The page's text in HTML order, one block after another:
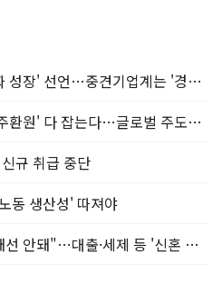
정부, 하반기 '노동과 진짜 성장' 선언…중견기업계는 '경영 불확실성' 우려
SK하이닉스, 'AI 투자·주주환원' 다 잡는다…글로벌 주도권 굳히기
규 취급 중단
동 생산성' 따져야
이 대통령 "결혼이 부담돼선 안돼"…대출·세제 등 '신혼 걸림돌' 제거